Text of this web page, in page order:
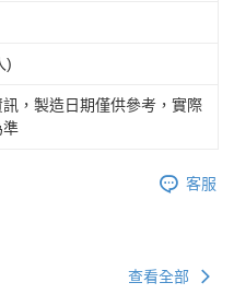
)
訊，製造日期僅供參考，實際
準
客服
查看全部